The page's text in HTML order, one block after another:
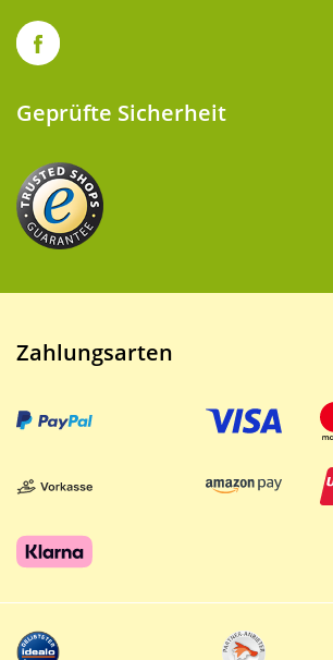
Geprüfte Sicherheit
Zahlungsarten